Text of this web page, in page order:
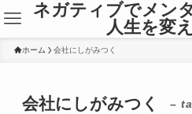
ネガティブでメン
人生を変
ホーム 会社にしがみつく
会社にしがみつく –